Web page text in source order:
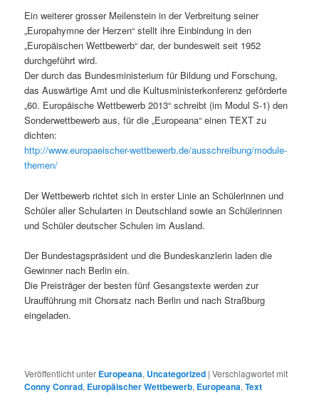
Ein weiterer grosser Meilenstein in der Verbreitung seiner
„Europahymne der Herzen“ stellt ihre Einbindung in den
„Europäischen Wettbewerb“ dar, der bundesweit seit 1952
durchgeführt wird.
Der durch das Bundesministerium für Bildung und Forschung,
das Auswärtige Amt und die Kultusministerkonferenz geförderte
„60. Europäische Wettbewerb 2013“ schreibt (im Modul S-1) den
Sonderwettbewerb aus, für die „Europeana“ einen TEXT zu
dichten:
http://www.europaeischer-wettbewerb.de/ausschreibung/module-
themen/
Der Wettbewerb richtet sich in erster Linie an Schülerinnen und
Schüler aller Schularten in Deutschland sowie an Schülerinnen
und Schüler deutscher Schulen im Ausland.
Der Bundestagspräsident und die Bundeskanzlerin laden die
Gewinner nach Berlin ein.
Die Preisträger der besten fünf Gesangstexte werden zur
Uraufführung mit Chorsatz nach Berlin und nach Straßburg
eingeladen.
Veröffentlicht unter Europeana, Uncategorized |Verschlagwortet mit
Conny Conrad, Europäischer Wettbewerb, Europeana,Text